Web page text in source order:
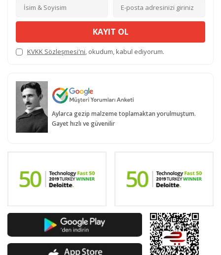
KAYIT OL
KVKK Sözleşmesi'ni, okudum, kabul ediyorum.
Aylarca gezip malzeme toplamaktan yorulmuştum.
Gayet hızlı ve güvenilir